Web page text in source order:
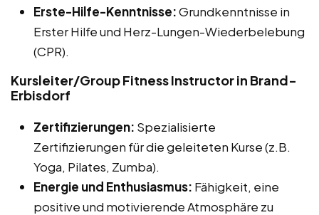
Erste-Hilfe-Kenntnisse:Grundkenntnisse in
Erster Hilfe und Herz-Lungen-Wiederbelebung
(CPR).
Kursleiter/Group Fitness Instructor in Brand-
Erbisdorf
Zertifizierungen: Spezialisierte
Zertifizierungen für die geleiteten Kurse (z.B.
Yoga, Pilates, Zumba).
Energie und Enthusiasmus: Fähigkeit, eine
positive und motivierende Atmosphäre zu